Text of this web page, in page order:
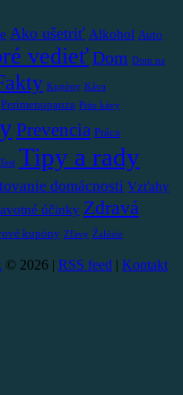
Ako ušetriť Alkohol Auto
vedieťDom Dom na
Kupóny Káva
Perimenopauza Pitie kávy
Prevencia Práca
Test Tipy a rady
domácnosti Vzťahy
účinky Zdravá
kupóny Zľavy Žalúzie
© 2026 | RSS feed | Kontakt